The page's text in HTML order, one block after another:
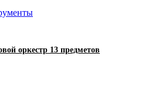
оркестр 13 предметов